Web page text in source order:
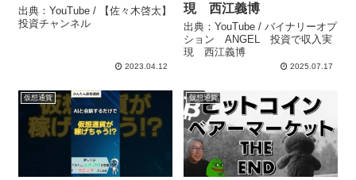
出典：YouTube / 【佐々木啓太】
投資チャンネル
2023.04.12
現 西江義博
出典：YouTube / バイナリーオプ
ション ANGEL 投資で収入実
現 西江義博
2025.07.17
仮想通貨 仮想通貨